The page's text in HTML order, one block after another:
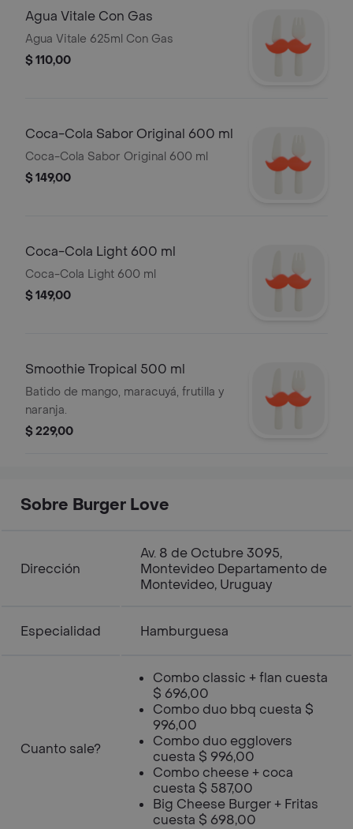
Agua Vitale Con Gas
Agua Vitale 625ml Con Gas
$ 110,00
Coca-Cola Sabor Original 600 ml
Coca-Cola Sabor Original 600 ml
$ 149,00
Coca-Cola Light 600 ml
Coca-Cola Light 600 ml
$ 149,00
Smoothie Tropical 500 ml
Batido de mango, maracuyá, frutilla y
naranja.
$ 229,00
Sobre Burger Love
Dirección
Av. 8 de Octubre 3095,
Montevideo Departamento de
Montevideo, Uruguay
Especialidad Hamburguesa
Cuanto sale?
Combo classic + flan cuesta
$ 696,00
Combo duo bbq cuesta $
996,00
Combo duo egglovers
cuesta $ 996,00
Combo cheese + coca
cuesta $ 587,00
Big Cheese Burger + Fritas
cuesta $ 698,00